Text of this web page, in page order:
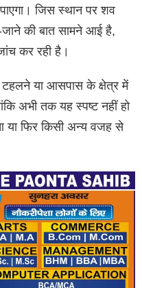
पाएगा। जिस स्थान पर शव
की बात सामने आई है,
कर रही है।
टहलने या आसपास के क्षेत्र में
अभी तक यह स्पष्ट नहीं हो
या फिर किसी अन्य वजह से